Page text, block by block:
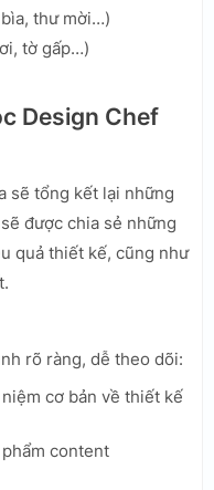
thư mời…)
tờ gấp…)
Design Chef
sẽ tổng kết lại những
được chia sẻ những
quả thiết kế, cũng như
rõ ràng, dễ theo dõi:
cơ bản về thiết kế
content